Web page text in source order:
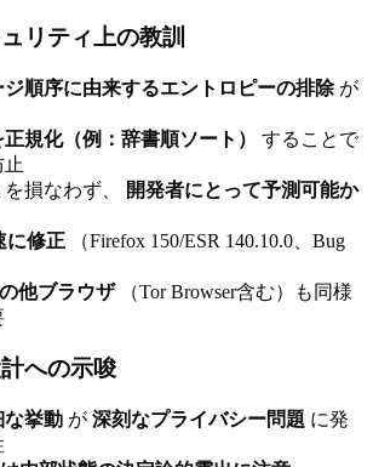
リティ上の教訓
順序に由来するエントロピーの排除が
規化（例：辞書順ソート）
することで
を損なわず、
開発者にとって予測可能か
に修正 （Firefox 150/ESR 140.10.0、Bug
他ブラウザ（Tor Browser含む）も同様
への示唆
な挙動 が 深刻なプライバシー問題 に発